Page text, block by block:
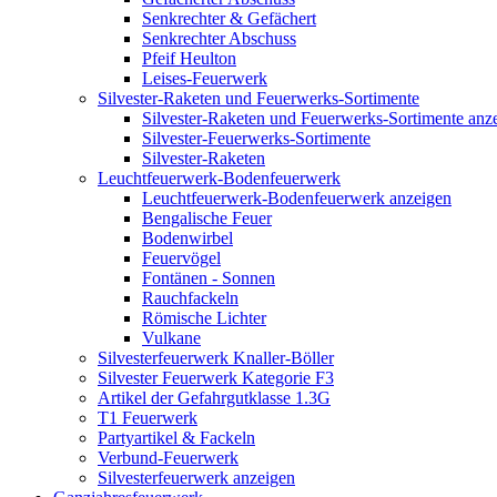
Senkrechter & Gefächert
Senkrechter Abschuss
Pfeif Heulton
Leises-Feuerwerk
Silvester-Raketen und Feuerwerks-Sortimente
Silvester-Raketen und Feuerwerks-Sortimente
Silvester-Feuerwerks-Sortimente
Silvester-Raketen
Leuchtfeuerwerk-Bodenfeuerwerk
Leuchtfeuerwerk-Bodenfeuerwerk anzeigen
Bengalische Feuer
Bodenwirbel
Feuervögel
Fontänen - Sonnen
Rauchfackeln
Römische Lichter
Vulkane
Silvesterfeuerwerk Knaller-Böller
Silvester Feuerwerk Kategorie F3
Artikel der Gefahrgutklasse 1.3G
T1 Feuerwerk
Partyartikel & Fackeln
Verbund-Feuerwerk
Silvesterfeuerwerk anzeigen